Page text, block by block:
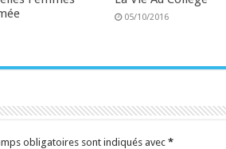
05/10/2016
obligatoires sont indiqués avec*